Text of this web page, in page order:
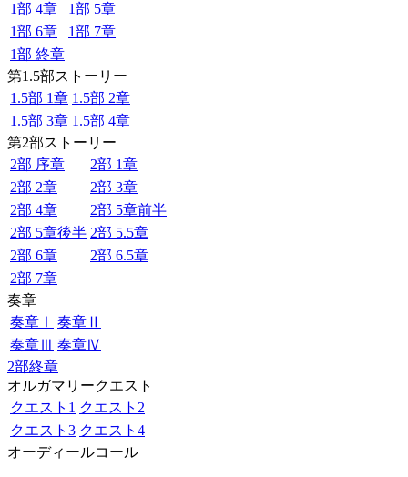
1部 4章
1部 5章
1部 6章
1部 7章
1部 終章
第1.5部ストーリー
1.5部 1章 1.5部 2章
1.5部 3章 1.5部 4章
第2部ストーリー
2部 序章
2部 1章
2部 2章
2部 3章
2部 4章
2部 5章前半
2部 5章後半 2部 5.5章
2部 6章
2部 6.5章
2部 7章
奏章
奏章Ⅰ
奏章Ⅱ
奏章Ⅲ 奏章Ⅳ
2部終章
オルガマリークエスト
クエスト1 クエスト2
クエスト3 クエスト4
オーディールコール